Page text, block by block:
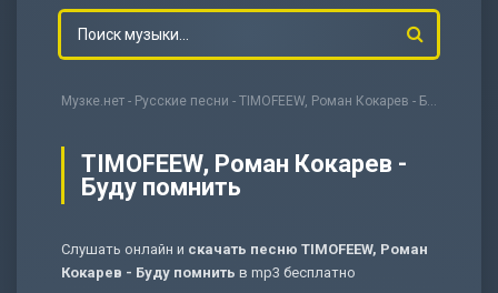
Музке.нет - Русские песни - TIMOFEEW, Роман Кокарев - Буду помнить
TIMOFEEW, Роман Кокарев -
Буду помнить
Слушать онлайн и скачать песню TIMOFEEW, Роман
Кокарев - Буду помнить в mp3 бесплатно